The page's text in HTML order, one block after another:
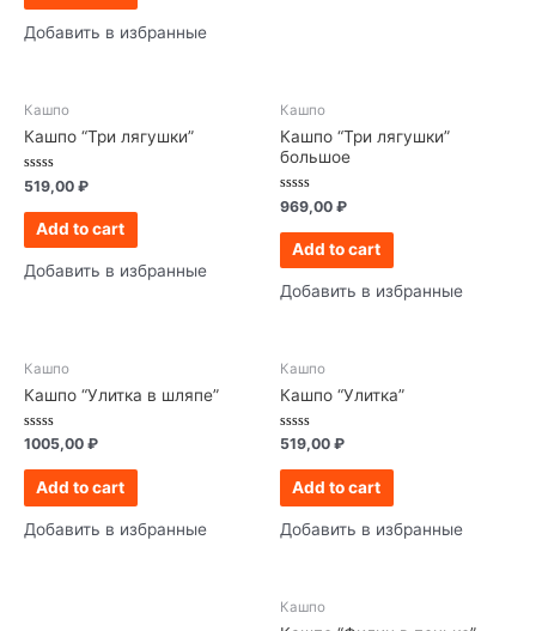
Добавить в избранные
Кашпо
Кашпо “Три лягушки”
Rated
0
out
519,00 ₽
Add to cart
Добавить в избранные
Кашпо
Кашпо “Три лягушки”
большое
Rated
0
out
969,00 ₽
Add to cart
Добавить в избранные
Кашпо
Кашпо “Улитка в шляпе”
Rated
out
1005,00 ₽
Add to cart
Добавить в избранные
Кашпо
Кашпо “Улитка”
Rated
out
519,00 ₽
Add to cart
Добавить в избранные
Кашпо